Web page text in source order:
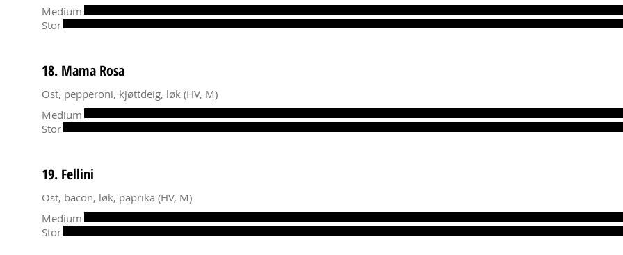
Medium
Stor
18. Mama Rosa
Ost, pepperoni, kjøttdeig, løk (HV, M)
Medium
Stor
19. Fellini
Ost, bacon, løk, paprika (HV, M)
Medium
Stor